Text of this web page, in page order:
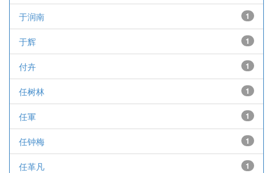
于润南 1
于辉 1
付卉 1
任树林 1
任軍 1
任钟梅 1
任革凡 1